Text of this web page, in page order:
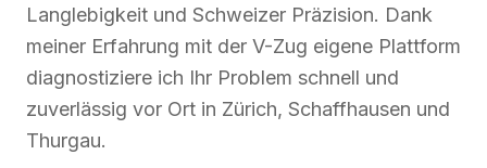
Langlebigkeit und Schweizer Präzision. Dank
meiner Erfahrung mit der V-Zug eigene Plattform
diagnostiziere ich Ihr Problem schnell und
zuverlässig vor Ort in Zürich, Schaffhausen und
Thurgau.